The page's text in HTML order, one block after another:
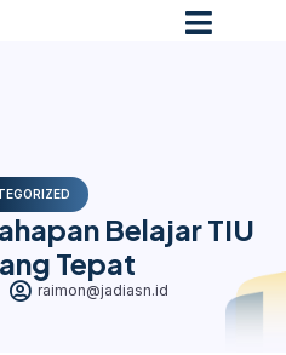
Belajar TIU
Tepat
raimon@jadiasn.id